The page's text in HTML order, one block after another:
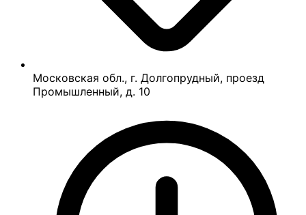
Московская обл., г. Долгопрудный, проезд
Промышленный, д. 10